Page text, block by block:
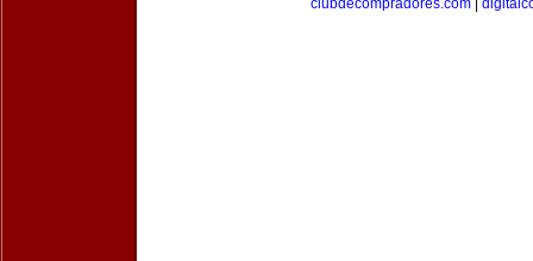
clubdecompradores.com